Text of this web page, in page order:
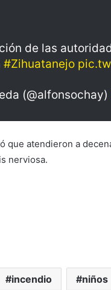
de las
#Zihuatanejo
(@alfonsochay)
que atendieron a
nerviosa.
incendio niños